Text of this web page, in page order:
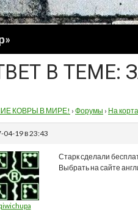
В ТЕМЕ:
КОВРЫ В МИРЕ! › Форумы › На
04-19 в 23:43
Старк сделали
Выбрать на сайте